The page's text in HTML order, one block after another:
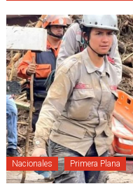
Nacionales Primera Plana